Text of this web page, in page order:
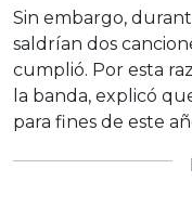
Sin embargo,
saldrían dos
cumplió. Por esta
la banda, explicó
para fines de este